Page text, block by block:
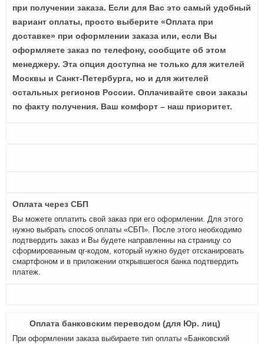
при получении заказа. Если для Вас это самый удобный
вариант оплаты, просто выберите «Оплата при
доставке» при оформлении заказа или, если Вы
оформляете заказ по телефону, сообщите об этом
менеджеру. Эта опция доступна не только для жителей
Москвы и Санкт-Петербурга, но и для жителей
остальных регионов России. Оплачивайте свои заказы
по факту получения. Ваш комфорт – наш приоритет.
Оплата через СБП
Вы можете оплатить свой заказ при его оформлении. Для этого
нужно выбрать способ оплаты «СБП». После этого необходимо
подтвердить заказ и Вы будете направленны на страницу со
сформированным qr-кодом, который нужно будет отсканировать
смартфоном и в приложении открывшегося банка подтвердить
платеж.
Оплата банковским переводом (для Юр. лиц)
При оформлении заказа выбираете тип оплаты «Банковский